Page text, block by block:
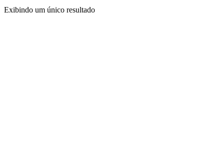
Exibindo um único resultado